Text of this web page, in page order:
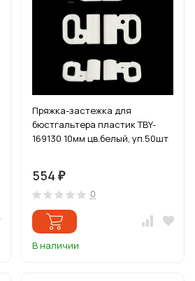
Пряжка-застежка для
бюстгальтера пластик TBY-
169130 10мм цв.белый, уп.50шт
554 ₽
0
В наличии